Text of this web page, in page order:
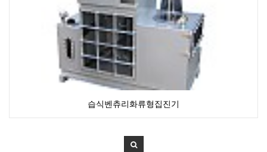
습식벤츄리화류형집진기